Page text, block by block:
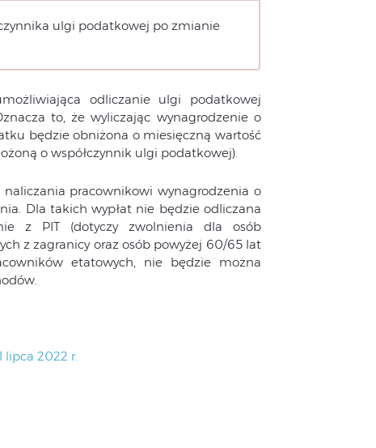
ulgi podatkowej po zmianie
odliczanie ulgi podatkowej
to, że wyliczając wynagrodzenie o
będzie obniżona o miesięczną wartość
o współczynnik ulgi podatkowej).
pracownikowi wynagrodzenia o
Dla takich wypłat nie będzie odliczana
z PIT (dotyczy zwolnienia dla osób
z zagranicy oraz osób powyżej 60/65 lat
etatowych, nie będzie można
lipca 2022 r.